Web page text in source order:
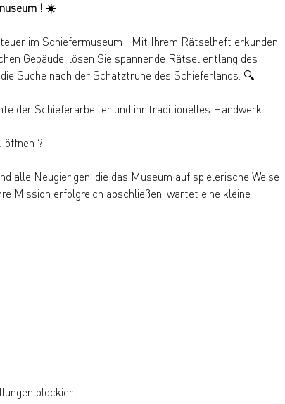
! ☀️
im Schiefermuseum ! Mit Ihrem Rätselheft erkunden
Gebäude, lösen Sie spannende Rätsel entlang des
Suche nach der Schatztruhe des Schieferlands. 🔍
der Schieferarbeiter und ihr traditionelles Handwerk.
öffnen ?
alle Neugierigen, die das Museum auf spielerische Weise
Mission erfolgreich abschließen, wartet eine kleine
blockiert.